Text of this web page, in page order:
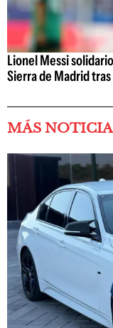
Lionel Messi
Sierra de Madrid
MÁS